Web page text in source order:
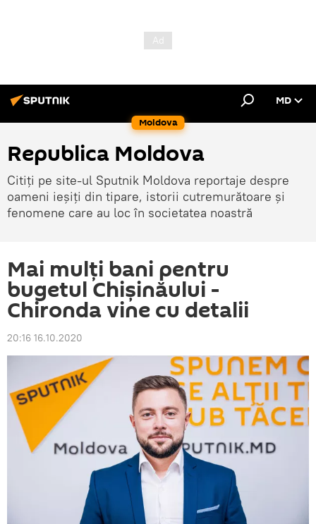
Moldova
MD
Republica Moldova
Citiți pe site-ul Sputnik Moldova reportaje despre
oameni ieșiți din tipare, istorii cutremurătoare și
fenomene care au loc în societatea noastră
Mai mulți bani pentru
bugetul Chișinăului -
Chironda vine cu detalii
20:16 16.10.2020